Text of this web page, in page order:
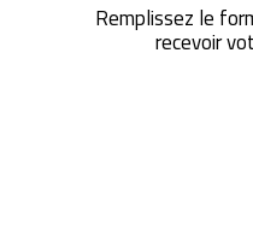
Remplissez le
recevoir